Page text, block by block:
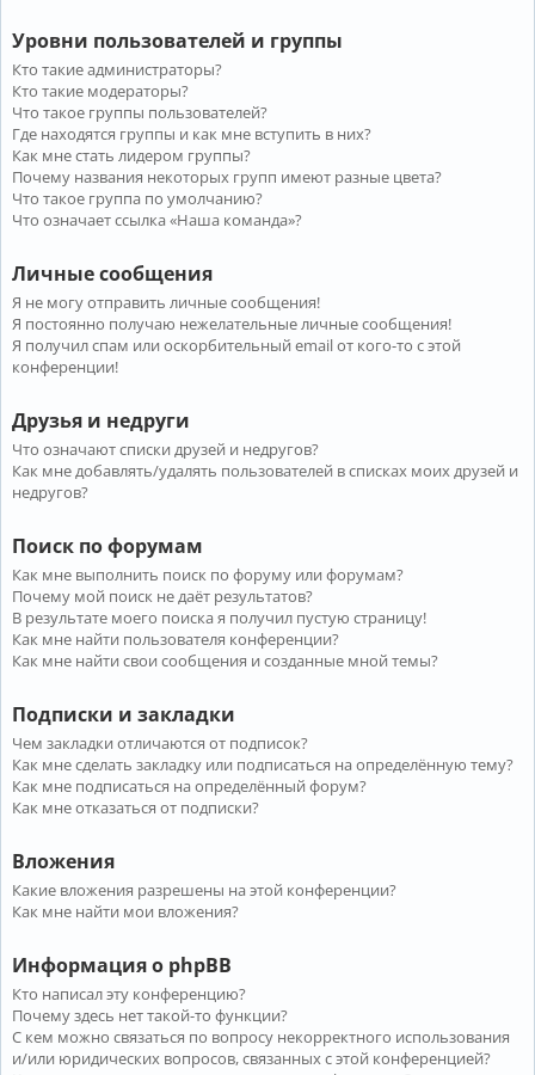
Уровни пользователей и группы
Кто такие администраторы?
Кто такие модераторы?
Что такое группы пользователей?
Где находятся группы и как мне вступить в них?
Как мне стать лидером группы?
Почему названия некоторых групп имеют разные цвета?
Что такое группа по умолчанию?
Что означает ссылка «Наша команда»?
Личные сообщения
Я не могу отправить личные сообщения!
Я постоянно получаю нежелательные личные сообщения!
Я получил спам или оскорбительный email от кого-то с этой
конференции!
Друзья и недруги
Что означают списки друзей и недругов?
Как мне добавлять/удалять пользователей в списках моих друзей и
недругов?
Поиск по форумам
Как мне выполнить поиск по форуму или форумам?
Почему мой поиск не даёт результатов?
В результате моего поиска я получил пустую страницу!
Как мне найти пользователя конференции?
Как мне найти свои сообщения и созданные мной темы?
Подписки и закладки
Чем закладки отличаются от подписок?
Как мне сделать закладку или подписаться на определённую тему?
Как мне подписаться на определённый форум?
Как мне отказаться от подписки?
Вложения
Какие вложения разрешены на этой конференции?
Как мне найти мои вложения?
Информация о phpBB
Кто написал эту конференцию?
Почему здесь нет такой-то функции?
С кем можно связаться по вопросу некорректного использования
и/или юридических вопросов, связанных с этой конференцией?